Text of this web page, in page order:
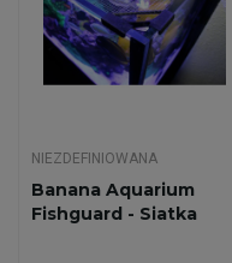
NIEZDEFINIOWANA
Banana Aquarium
Fishguard - Siatka